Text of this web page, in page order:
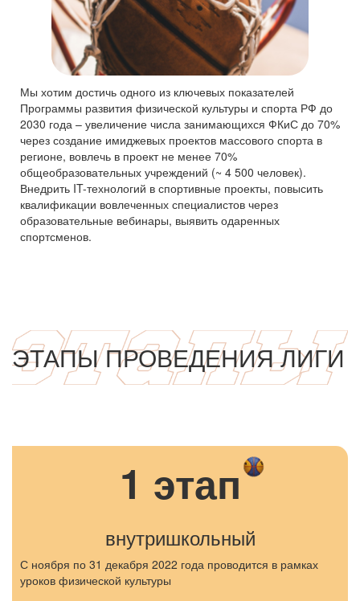
Мы хотим достичь одного из ключевых показателей
Программы развития физической культуры и спорта РФ до
2030 года – увеличение числа занимающихся ФКиС до 70%
через создание имиджевых проектов массового спорта в
регионе, вовлечь в проект не менее 70%
общеобразовательных учреждений (~ 4 500 человек).
Внедрить IT-технологий в спортивные проекты, повысить
квалификации вовлеченных специалистов через
образовательные вебинары, выявить одаренных
спортсменов.
ЭТАПЫ ПРОВЕДЕНИЯ ЛИГИ
1 этап
внутришкольный
с ноября по 31 декабря 2022 года проводится в рамках
уроков физической культуры